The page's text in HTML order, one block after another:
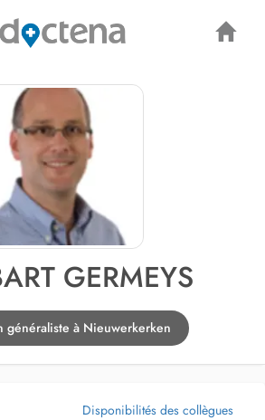
GERMEYS
généraliste à Nieuwerkerken
Disponibilités des collègues